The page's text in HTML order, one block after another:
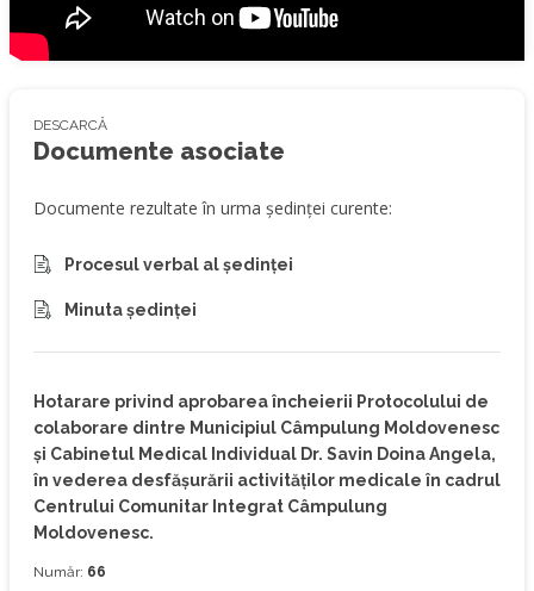
DESCARCĂ
Documente asociate
Documente rezultate în urma ședinței curente:
Procesul verbal al ședinței
Minuta ședinței
Hotarare privind aprobarea încheierii Protocolului de
colaborare dintre Municipiul Câmpulung Moldovenesc
și Cabinetul Medical Individual Dr. Savin Doina Angela,
în vederea desfășurării activităților medicale în cadrul
Centrului Comunitar Integrat Câmpulung
Moldovenesc.
Număr: 66